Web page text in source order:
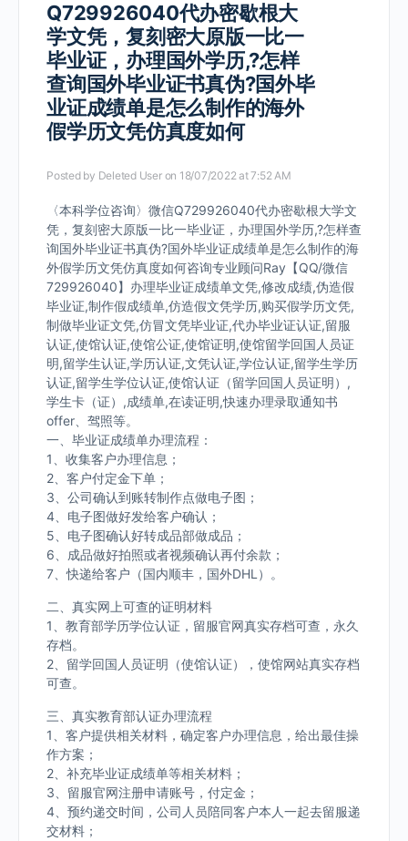
Q729926040代办密歇根大
学文凭，复刻密大原版一比一
毕业证，办理国外学历,?怎样
查询国外毕业证书真伪?国外毕
业证成绩单是怎么制作的海外
假学历文凭仿真度如何
Posted by Deleted User on 18/07/2022 at 7:52 AM
〈本科学位咨询〉微信Q729926040代办密歇根大学文
凭，复刻密大原版一比一毕业证，办理国外学历,?怎样查
询国外毕业证书真伪?国外毕业证成绩单是怎么制作的海
外假学历文凭仿真度如何咨询专业顾问Ray【QQ/微信
729926040】办理毕业证成绩单文凭,修改成绩,伪造假
毕业证,制作假成绩单,仿造假文凭学历,购买假学历文凭,
制做毕业证文凭,仿冒文凭毕业证,代办毕业证认证,留服
认证,使馆认证,使馆公证,使馆证明,使馆留学回国人员证
明,留学生认证,学历认证,文凭认证,学位认证,留学生学历
认证,留学生学位认证,使馆认证（留学回国人员证明）,
学生卡（证）,成绩单,在读证明,快速办理录取通知书
offer、驾照等。
一、毕业证成绩单办理流程：
1、收集客户办理信息；
2、客户付定金下单；
3、公司确认到账转制作点做电子图；
4、电子图做好发给客户确认；
5、电子图确认好转成品部做成品；
6、成品做好拍照或者视频确认再付余款；
7、快递给客户（国内顺丰，国外DHL）。
二、真实网上可查的证明材料
1、教育部学历学位认证，留服官网真实存档可查，永久
存档。
2、留学回国人员证明（使馆认证），使馆网站真实存档
可查。
三、真实教育部认证办理流程
1、客户提供相关材料，确定客户办理信息，给出最佳操
作方案；
2、补充毕业证成绩单等相关材料；
3、留服官网注册申请账号，付定金；
4、预约递交时间，公司人员陪同客户本人一起去留服递
交材料；